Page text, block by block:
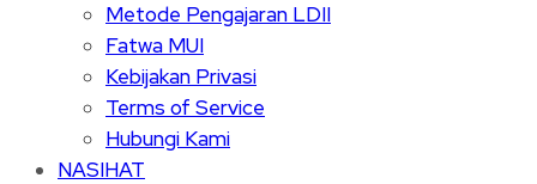
Metode Pengajaran LDII
Fatwa MUI
Kebijakan Privasi
Terms of Service
Hubungi Kami
NASIHAT